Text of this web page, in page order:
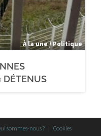
À la une / Politique
DÉTENUS
sommes-nous ? Cookies